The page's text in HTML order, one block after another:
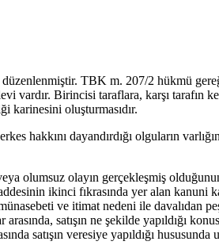
TBK m. 207/2 hükmü
vardır. Birincisi taraflara, karşı
karinesini oluşturmasıdır.
hakkını dayandırdığı olguların
olumsuz olayın gerçekleşmiş
ikinci fıkrasında yer alan
ve itimat nedeni ile davalıdan
satışın ne şekilde yapıldığı
satışın veresiye yapıldığı